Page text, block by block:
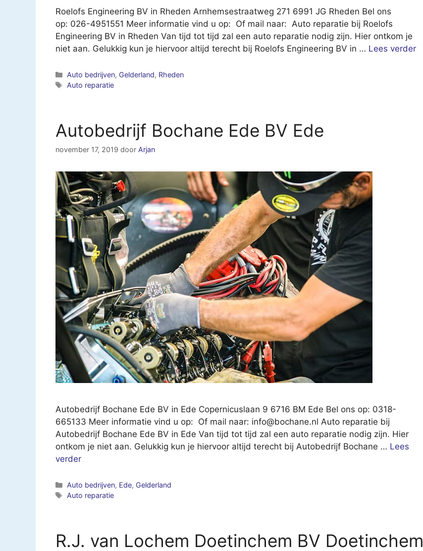
Roelofs Engineering BV in Rheden Arnhemsestraatweg 271 6991 JG Rheden Bel ons
op: 026-4951551 Meer informatie vind u op: Of mail naar: Auto reparatie bij Roelofs
Engineering BV in Rheden Van tijd tot tijd zal een auto reparatie nodig zijn. Hier ontkom je
niet aan. Gelukkig kun je hiervoor altijd terecht bij Roelofs Engineering BV in … Lees verder
Categorieën
Auto bedrijven, Gelderland, Rheden
Tags
Auto reparatie
Autobedrijf Bochane Ede BV Ede
november 17, 2019 door Arjan
Autobedrijf Bochane Ede BV in Ede Copernicuslaan 9 6716 BM Ede Bel ons op: 0318-
665133 Meer informatie vind u op: Of mail naar: info@bochane.nl Auto reparatie bij
Autobedrijf Bochane Ede BV in Ede Van tijd tot tijd zal een auto reparatie nodig zijn. Hier
ontkom je niet aan. Gelukkig kun je hiervoor altijd terecht bij Autobedrijf Bochane … Lees
verder
Categorieën
Auto bedrijven, Ede, Gelderland
Tags
Auto reparatie
R.J. van Lochem Doetinchem BV Doetinchem